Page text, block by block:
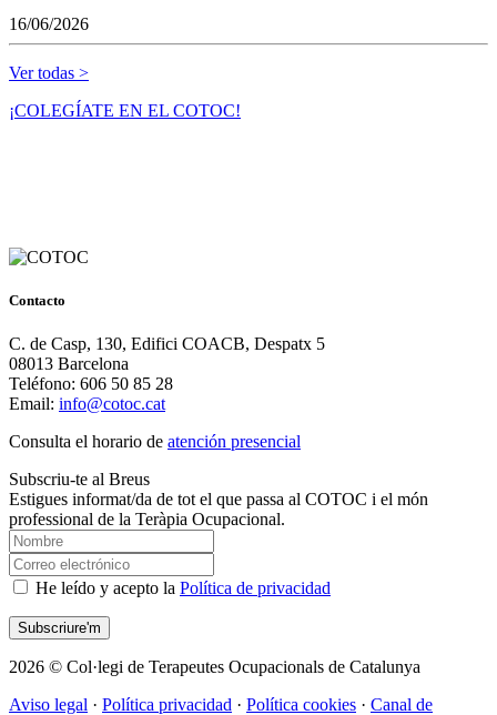
16/06/2026
Ver todas >
¡COLEGÍATE EN EL COTOC!
Contacto
C. de Casp, 130, Edifici COACB, Despatx 5
08013 Barcelona
Teléfono: 606 50 85 28
Email: info@cotoc.cat
Consulta el horario de atención presencial
Subscriu-te al Breus
Estigues informat/da de tot el que passa al COTOC i el món
professional de la Teràpia Ocupacional.
He leído y acepto la Política de privacidad
2026 © Col·legi de Terapeutes Ocupacionals de Catalunya
Aviso legal · Política privacidad · Política cookies · Canal de